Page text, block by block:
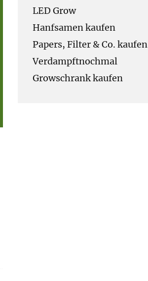
LED Grow
Hanfsamen kaufen
Papers, Filter & Co. kaufen
Verdampftnochmal
Growschrank kaufen